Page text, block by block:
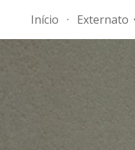
Início Externato